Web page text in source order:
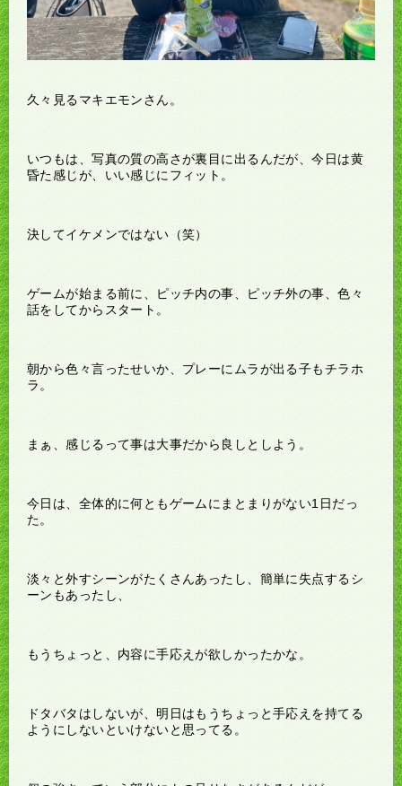
久々見るマキエモンさん。
いつもは、写真の質の高さが裏目に出るんだが、今日は黄
昏た感じが、いい感じにフィット。
決してイケメンではない（笑）
ゲームが始まる前に、ピッチ内の事、ピッチ外の事、色々
話をしてからスタート。
朝から色々言ったせいか、プレーにムラが出る子もチラホ
ラ。
まぁ、感じるって事は大事だから良しとしよう。
今日は、全体的に何ともゲームにまとまりがない1日だっ
た。
淡々と外すシーンがたくさんあったし、簡単に失点するシ
ーンもあったし、
もうちょっと、内容に手応えが欲しかったかな。
ドタバタはしないが、明日はもうちょっと手応えを持てる
ようにしないといけないと思ってる。